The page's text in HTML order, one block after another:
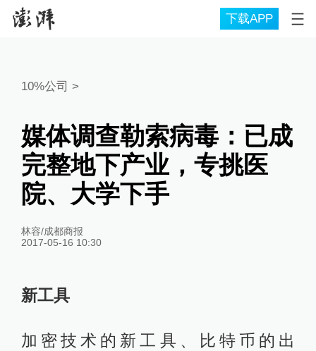
下载APP
10%公司 >
媒体调查勒索病毒：已成
完整地下产业，专挑医
院、大学下手
林容/成都商报
2017-05-16 10:30
新工具
加密技术的新工具、比特币的出